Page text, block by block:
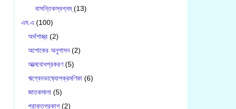
বাসন্তিকস্বপ্নম্(13)
এম.এ (100)
অর্থশাস্ত্র (2)
অশোকের অনুশাসন(2)
আত্মবোধপ্রকরণ(5)
ঋগ্বেদভাষ‍্যোপক্রমণিকা (6)
জাতকমালা (5)
প্রাকৃতপ্রকাশ(2)